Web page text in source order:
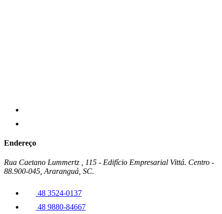
Endereço
Rua Caetano Lummertz , 115 - Edifício Empresarial Vittá. Centro -
88.900-045, Araranguá, SC.
48 3524-0137
48 9880-84667